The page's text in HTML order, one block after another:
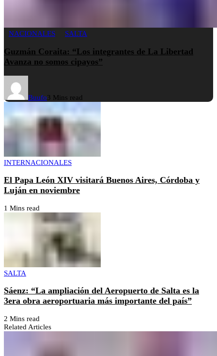
NACIONALES SALTA
Guzmán Coraita: “Los integrantes de La Libertad
Avanza no somos cipayos”
Buufo3 Mins read
INTERNACIONALES
El Papa León XIV visitará Buenos Aires, Córdoba y
Luján en noviembre
1 Mins read
SALTA
Sáenz: “La ampliación del Aeropuerto de Salta es la
3era obra aeroportuaria más importante del país”
2 Mins read
Related Articles